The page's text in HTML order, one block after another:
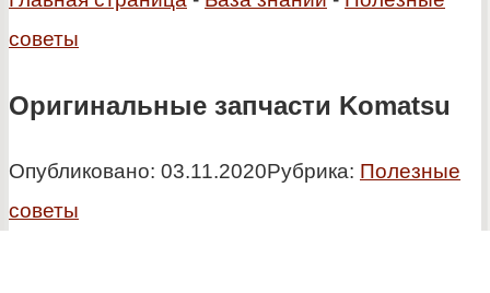
советы
Оригинальные запчасти Komatsu
Опубликовано: 03.11.2020Рубрика: Полезные
советы